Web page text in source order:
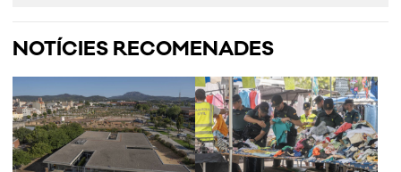
NOTÍCIES RECOMENADES